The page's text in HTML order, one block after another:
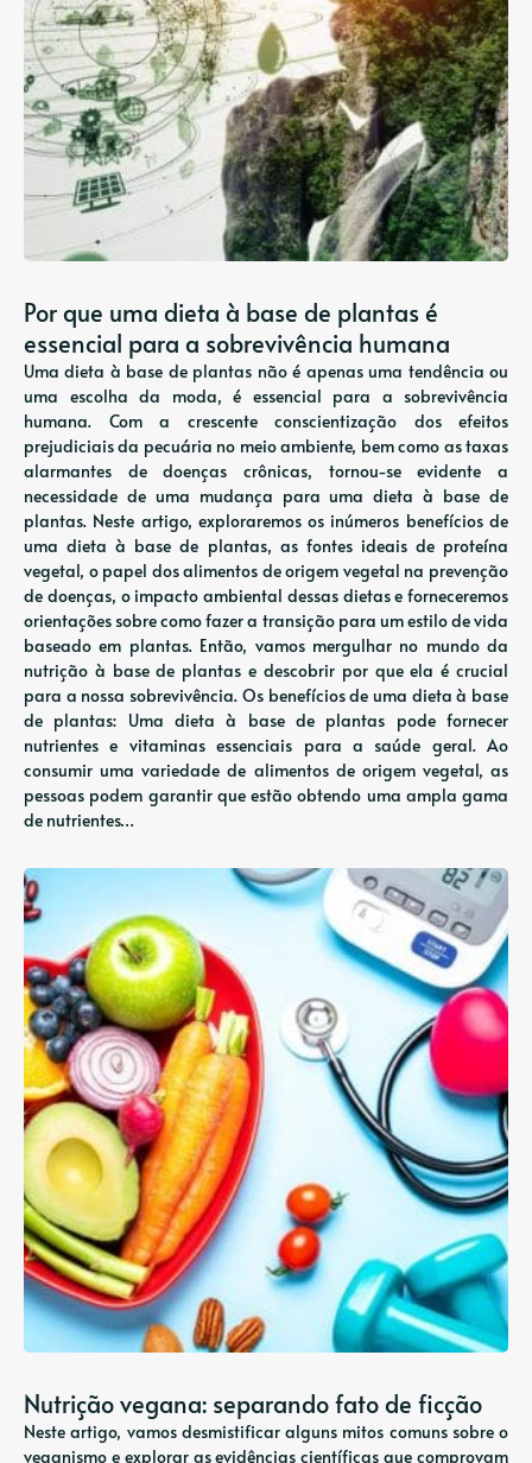
Por que uma dieta à base de plantas é
essencial para a sobrevivência humana
Uma dieta à base de plantas não é apenas uma tendência ou
uma escolha da moda, é essencial para a sobrevivência
humana. Com a crescente conscientização dos efeitos
prejudiciais da pecuária no meio ambiente, bem como as taxas
alarmantes de doenças crônicas, tornou-se evidente a
necessidade de uma mudança para uma dieta à base de
plantas. Neste artigo, exploraremos os inúmeros benefícios de
uma dieta à base de plantas, as fontes ideais de proteína
vegetal, o papel dos alimentos de origem vegetal na prevenção
de doenças, o impacto ambiental dessas dietas e forneceremos
orientações sobre como fazer a transição para um estilo de vida
baseado em plantas. Então, vamos mergulhar no mundo da
nutrição à base de plantas e descobrir por que ela é crucial
para a nossa sobrevivência. Os benefícios de uma dieta à base
de plantas: Uma dieta à base de plantas pode fornecer
nutrientes e vitaminas essenciais para a saúde geral. Ao
consumir uma variedade de alimentos de origem vegetal, as
pessoas podem garantir que estão obtendo uma ampla gama
de nutrientes…
Nutrição vegana: separando fato de ficção
Neste artigo, vamos desmistificar alguns mitos comuns sobre o
veganismo e explorar as evidências científicas que comprovam